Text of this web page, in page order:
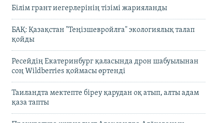
Білім грант иегерлерінің тізімі жарияланды
БАҚ: Қазақстан "Теңізшевройлға" экологиялық талап
қойды
Ресейдің Екатеринбург қаласында дрон шабуылынан
соң Wildberries қоймасы өртенді
Таиландта мектепте біреу қарудан оқ атып, алты адам
қаза тапты